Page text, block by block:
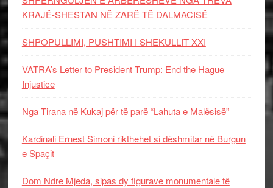
KRAJË-SHESTAN NË ZARË TË DALMACISË
SHPOPULLIMI, PUSHTIMI I SHEKULLIT XXI
VATRA’s Letter to President Trump: End the Hague
Injustice
Nga Tirana në Kukaj për të parë “Lahuta e Malësisë”
Kardinali Ernest Simoni rikthehet si dëshmitar në Burgun
e Spaçit
Dom Ndre Mjeda, sipas dy figurave monumentale të